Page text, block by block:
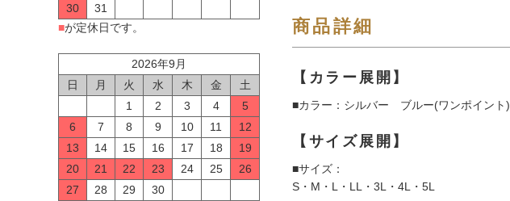
30
31
■が定休日です。
2026年9月
日
月 火 水 木 金
土
1
2 3 4
5
6
7 8 9 10 11
12
13
14 15 16 17 18
19
20
21 22 23 24 25
26
27
28 29
30
商品詳細
【カラー展開】
■カラー：シルバー ブルー(ワンポイント)
【サイズ展開】
■サイズ：
S・M・L・LL・3L・4L・5L